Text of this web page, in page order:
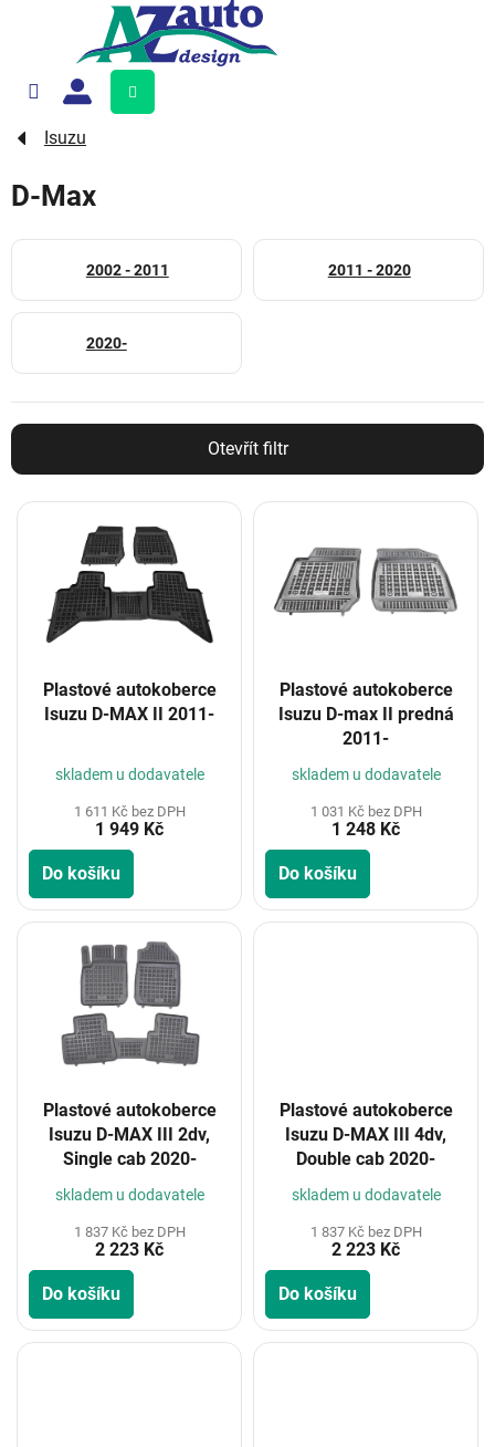
Nákupní
košík
Isuzu
D-Max
2002 - 2011 2011 - 2020
2020-
Otevřít filtr
V
Plastové autokoberce
Isuzu D-MAX II 2011-
skladem u dodavatele
1 611 Kč bez DPH
1 949 Kč
Do košíku
Plastové autokoberce
Isuzu D-max II predná
2011-
skladem u dodavatele
1 031 Kč bez DPH
1 248 Kč
Do košíku
Plastové autokoberce
Isuzu D-MAX III 2dv,
Single cab 2020-
skladem u dodavatele
1 837 Kč bez DPH
2 223 Kč
Do košíku
Plastové autokoberce
Isuzu D-MAX III 4dv,
Double cab 2020-
skladem u dodavatele
1 837 Kč bez DPH
2 223 Kč
Do košíku